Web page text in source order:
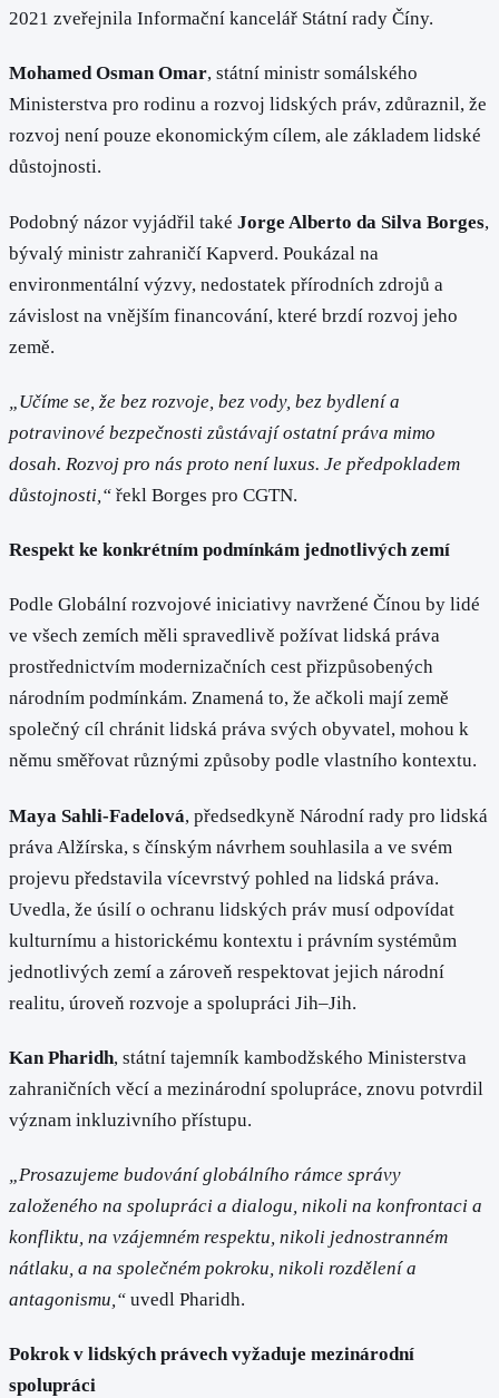
2021 zveřejnila Informační kancelář Státní rady Číny.
Mohamed Osman Omar, státní ministr somálského
Ministerstva pro rodinu a rozvoj lidských práv, zdůraznil, že
rozvoj není pouze ekonomickým cílem, ale základem lidské
důstojnosti.
Podobný názor vyjádřil také Jorge Alberto da Silva Borges,
bývalý ministr zahraničí Kapverd. Poukázal na
environmentální výzvy, nedostatek přírodních zdrojů a
závislost na vnějším financování, které brzdí rozvoj jeho
země.
„Učíme se, že bez rozvoje, bez vody, bez bydlení a
potravinové bezpečnosti zůstávají ostatní práva mimo
dosah. Rozvoj pro nás proto není luxus. Je předpokladem
důstojnosti,“ řekl Borges pro CGTN.
Respekt ke konkrétním podmínkám jednotlivých zemí
Podle Globální rozvojové iniciativy navržené Čínou by lidé
ve všech zemích měli spravedlivě požívat lidská práva
prostřednictvím modernizačních cest přizpůsobených
národním podmínkám. Znamená to, že ačkoli mají země
společný cíl chránit lidská práva svých obyvatel, mohou k
němu směřovat různými způsoby podle vlastního kontextu.
Maya Sahli-Fadelová, předsedkyně Národní rady pro lidská
práva Alžírska, s čínským návrhem souhlasila a ve svém
projevu představila vícevrstvý pohled na lidská práva.
Uvedla, že úsilí o ochranu lidských práv musí odpovídat
kulturnímu a historickému kontextu i právním systémům
jednotlivých zemí a zároveň respektovat jejich národní
realitu, úroveň rozvoje a spolupráci Jih–Jih.
Kan Pharidh, státní tajemník kambodžského Ministerstva
zahraničních věcí a mezinárodní spolupráce, znovu potvrdil
význam inkluzivního přístupu.
„Prosazujeme budování globálního rámce správy
založeného na spolupráci a dialogu, nikoli na konfrontaci a
konfliktu, na vzájemném respektu, nikoli jednostranném
nátlaku, a na společném pokroku, nikoli rozdělení a
antagonismu,“ uvedl Pharidh.
Pokrok v lidských právech vyžaduje mezinárodní
spolupráci